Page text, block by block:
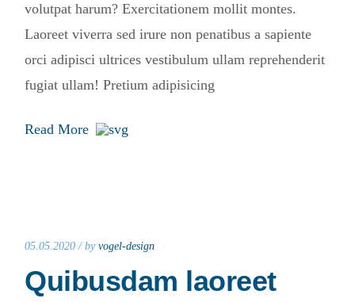
volutpat harum? Exercitationem mollit montes.
Laoreet viverra sed irure non penatibus a sapiente
orci adipisci ultrices vestibulum ullam reprehenderit
fugiat ullam! Pretium adipisicing
Read More
05.05.2020 / by vogel-design
Quibusdam laoreet